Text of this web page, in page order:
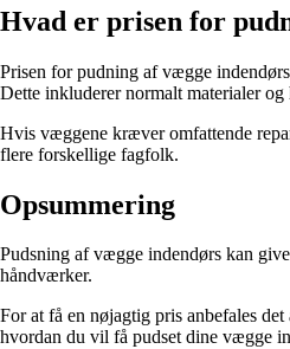
Hvad er prisen for
Prisen for pudning af vægge
Dette inkluderer normalt materialer
Hvis væggene kræver omfattende
flere forskellige fagfolk.
Opsummering
Pudsning af vægge indendørs kan
håndværker.
For at få en nøjagtig pris anbefales
hvordan du vil få pudset dine vægge